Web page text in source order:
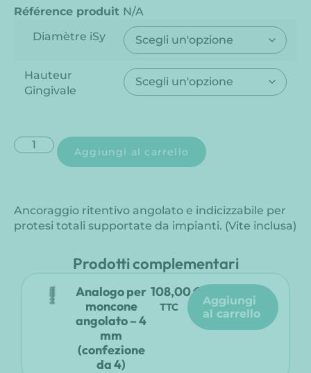
Référence produit N/A
Diamètre iSy
Hauteur
Gingivale
Aggiungi al carrello
Ancoraggio ritentivo angolato e indicizzabile per
protesi totali supportate da impianti. (Vite inclusa)
Prodotti complementari
Analogo per
moncone
angolato – 4
mm
(confezione
da 4)
108,00€
TTC
aggiungi
al carrello